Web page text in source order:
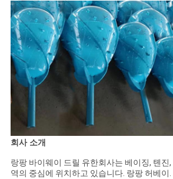
회사 소개
랑팡 바이웨이 드릴 유한회사는 베이징, 톈진
역의 중심에 위치하고 있습니다. 랑팡 허베이.